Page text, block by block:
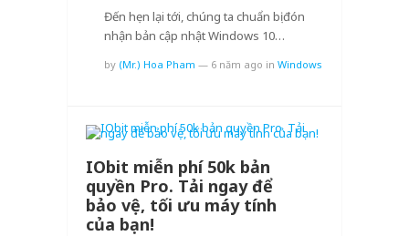
Đến hẹn lại tới, chúng ta chuẩn bị đón
nhận bản cập nhật Windows 10…
by (Mr.) Hoa Pham — 6 năm ago in Windows
IObit miễn phí 50k bản
quyền Pro. Tải ngay để
bảo vệ, tối ưu máy tính
của bạn!